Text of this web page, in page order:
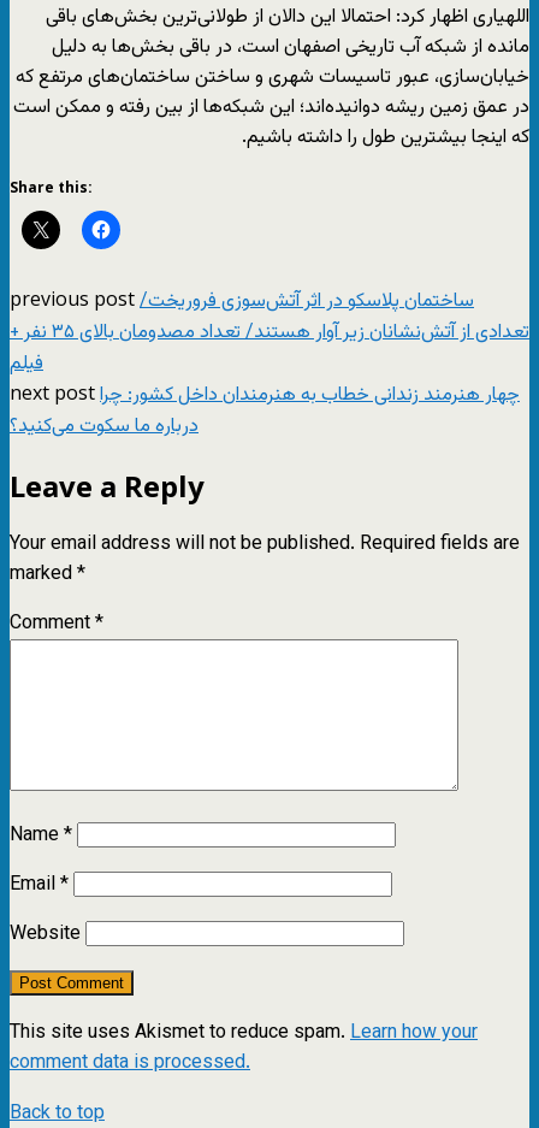
اللهیاری اظهار کرد: احتمالا این دالان از طولانی‌ترین بخش‌های باقی
مانده از شبکه آب تاریخی اصفهان است، در باقی بخش‌ها به دلیل
خیابان‌سازی، عبور تاسیسات شهری و ساختن ساختمان‌های مرتفع که
در عمق زمین ریشه دوانیده‌اند؛ این شبکه‌ها از بین رفته و ممکن است
که اینجا بیشترین طول را داشته باشیم.
Share this:
previous postساختمان پلاسکو در اثر آتش‌سوزی فروریخت/
تعدادی از آتش‌نشانان زیر آوار هستند/ تعداد مصدومان بالای ۳۵ نفر +
فیلم
next postچهار هنرمند زندانی خطاب به هنرمندان داخل کشور: چرا
درباره ما سکوت می‌کنید؟
Leave a Reply
Your email address will not be published. Required fields are
marked*
Comment*
Name*
Email*
Website
This site uses Akismet to reduce spam. Learn how your
comment data is processed.
Back to top